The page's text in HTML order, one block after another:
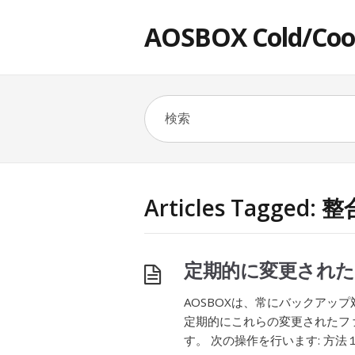
AOSBOX Cold/
Articles Tagged: 整
定期的に変更され
AOSBOXは、常にバックアッ
定期的にこれらの変更された
す。 次の操作を行います: 方法